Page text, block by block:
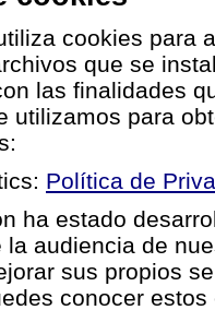
cookies para
que se
las finalidades
utilizamos para
Política de
ha estado
la audiencia de
sus propios
conocer